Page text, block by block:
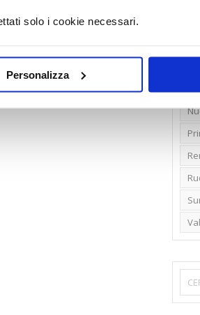
solo i cookie necessari.
Personalizza